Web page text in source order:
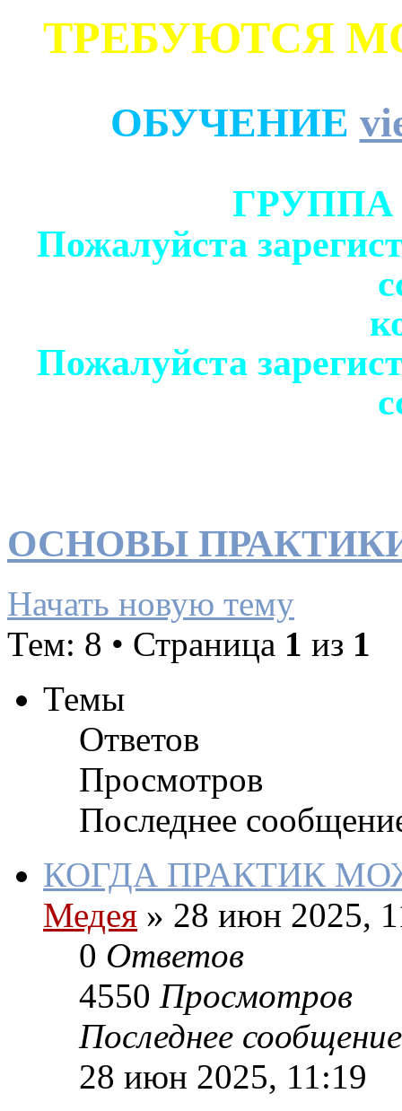
ТРЕБУЮТСЯ
ОБУЧЕНИЕ
Пожалуйста
Пожалуйста
ОСНОВЫ
Начать новую тему
Тем: 8 • Страница 1 из 1
Темы
Ответов
Просмотров
Последнее
КОГДА ПРАКТИК
Медея » 28 июн 2025,
0 Ответов
4550 Просмотров
Последнее сообщение
28 июн 2025, 11:19